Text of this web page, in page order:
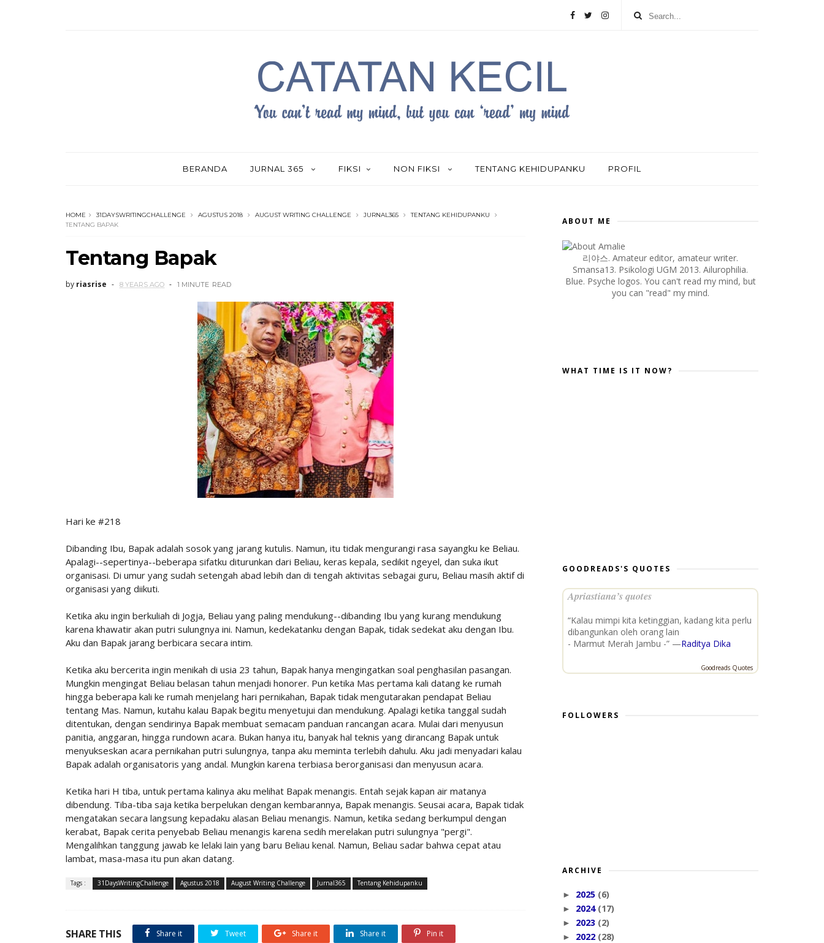
BERANDA JURNAL 365 FIKSI NON FIKSI TENTANG KEHIDUPANKU PROFIL
HOME 31DAYSWRITINGCHALLENGE AGUSTUS 2018 AUGUST WRITING CHALLENGE JURNAL365
TENTANG KEHIDUPANKU
TENTANG BAPAK
Tentang Bapak
by riasrise 8 YEARS AGO 1 MINUTE READ
Hari ke #218
Dibanding Ibu, Bapak adalah sosok yang jarang kutulis. Namun, itu tidak mengurangi rasa sayangku ke Beliau.
Apalagi--sepertinya--beberapa sifatku diturunkan dari Beliau, keras kepala, sedikit ngeyel, dan suka ikut
organisasi. Di umur yang sudah setengah abad lebih dan di tengah aktivitas sebagai guru, Beliau masih aktif di
organisasi yang diikuti.
Ketika aku ingin berkuliah di Jogja, Beliau yang paling mendukung--dibanding Ibu yang kurang mendukung
karena khawatir akan putri sulungnya ini. Namun, kedekatanku dengan Bapak, tidak sedekat aku dengan Ibu.
Aku dan Bapak jarang berbicara secara intim.
Ketika aku bercerita ingin menikah di usia 23 tahun, Bapak hanya mengingatkan soal penghasilan pasangan.
Mungkin mengingat Beliau belasan tahun menjadi honorer. Pun ketika Mas pertama kali datang ke rumah
hingga beberapa kali ke rumah menjelang hari pernikahan, Bapak tidak mengutarakan pendapat Beliau
tentang Mas. Namun, kutahu kalau Bapak begitu menyetujui dan mendukung. Apalagi ketika tanggal sudah
ditentukan, dengan sendirinya Bapak membuat semacam panduan rancangan acara. Mulai dari menyusun
panitia, anggaran, hingga rundown acara. Bukan hanya itu, banyak hal teknis yang dirancang Bapak untuk
menyukseskan acara pernikahan putri sulungnya, tanpa aku meminta terlebih dahulu. Aku jadi menyadari kalau
Bapak adalah organisatoris yang andal. Mungkin karena terbiasa berorganisasi dan menyusun acara.
Ketika hari H tiba, untuk pertama kalinya aku melihat Bapak menangis. Entah sejak kapan air matanya
dibendung. Tiba-tiba saja ketika berpelukan dengan kembarannya, Bapak menangis. Seusai acara, Bapak tidak
mengatakan secara langsung kepadaku alasan Beliau menangis. Namun, ketika sedang berkumpul dengan
kerabat, Bapak cerita penyebab Beliau menangis karena sedih merelakan putri sulungnya "pergi".
Mengalihkan tanggung jawab ke lelaki lain yang baru Beliau kenal. Namun, Beliau sadar bahwa cepat atau
lambat, masa-masa itu pun akan datang.
Tags : 31DaysWritingChallenge Agustus 2018 August Writing Challenge Jurnal365 Tentang Kehidupanku
SHARE THIS Share it Tweet Share it Share it Pin it
ABOUT ME
리야스. Amateur editor, amateur writer.
Smansa13. Psikologi UGM 2013. Ailurophilia.
Blue. Psyche logos. You can't read my mind, but
you can "read" my mind.
WHAT TIME IS IT NOW?
GOODREADS'S QUOTES
Apriastiana’s quotes
“Kalau mimpi kita ketinggian, kadang kita perlu
dibangunkan oleh orang lain
- Marmut Merah Jambu -” —Raditya Dika
Goodreads Quotes
FOLLOWERS
ARCHIVE
► 2025 (6)
► 2024 (17)
► 2023 (2)
► 2022 (28)